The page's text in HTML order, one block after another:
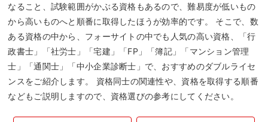
なること、試験範囲がかぶる資格もあるので、難易度が低いもの
から高いものへと順番に取得したほうが効率的です。 そこで、数
ある資格の中から、フォーサイトの中でも人気の高い資格、「行
政書士」「社労士」「宅建」「FP」「簿記」「マンション管理
士」「通関士」「中小企業診断士」で、おすすめのダブルライセ
ンスをご紹介します。 資格同士の関連性や、資格を取得する順番
などもご説明しますので、資格選びの参考にしてください。